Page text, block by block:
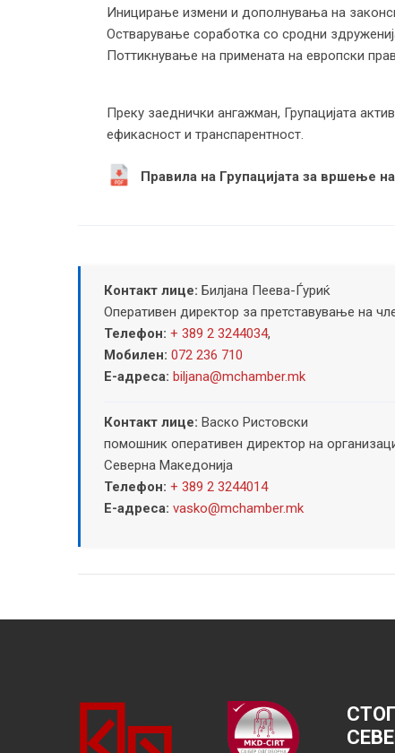
Иницирање измени и дополнувања на
Остварување соработка со сродни
Поттикнување на примената на европски
Преку заеднички ангажман, Групацијата
ефикасност и транспарентност.
Правила на Групацијата за вршење
Контакт лице: Билјана Пеева-Ѓуриќ
Оперативен директор за претставување на
Телефон: + 389 2 3244034,
Мобилен: 072 236 710
Е-адреса: biljana@mchamber.mk
Контакт лице: Васко Ристовски
помошник оперативен директор на
Северна Македонија
Телефон: + 389 2 3244014
Е-адреса: vasko@mchamber.mk